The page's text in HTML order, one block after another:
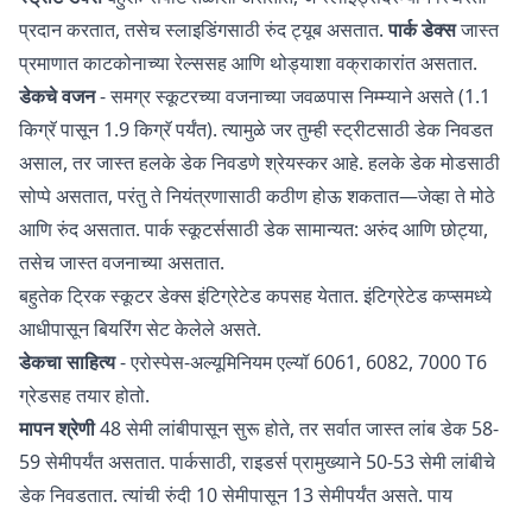
प्रदान करतात, तसेच स्लाइडिंगसाठी रुंद ट्यूब असतात.पार्क डेक्सजास्त
प्रमाणात काटकोनाच्या रेल्ससह आणि थोड्याशा वक्राकारांत असतात.
डेकचे वजन- समग्र स्कूटरच्या वजनाच्या जवळपास निम्म्याने असते (1.1
किग्रॅ पासून 1.9 किग्रॅ पर्यंत). त्यामुळे जर तुम्ही स्ट्रीटसाठी डेक निवडत
असाल, तर जास्त हलके डेक निवडणे श्रेयस्कर आहे. हलके डेक मोडसाठी
सोप्पे असतात, परंतु ते नियंत्रणासाठी कठीण होऊ शकतात—जेव्हा ते मोठे
आणि रुंद असतात. पार्क स्कूटर्ससाठी डेक सामान्यत: अरुंद आणि छोट्या,
तसेच जास्त वजनाच्या असतात.
बहुतेक ट्रिक स्कूटर डेक्स इंटिग्रेटेड कपसह येतात. इंटिग्रेटेड कप्समध्ये
आधीपासून बियरिंग सेट केलेले असते.
डेकचा साहित्य- एरोस्पेस-अल्यूमिनियम एल्यॉ 6061, 6082, 7000 T6
ग्रेडसह तयार होतो.
मापन श्रेणी48 सेमी लांबीपासून सुरू होते, तर सर्वात जास्त लांब डेक 58-
59 सेमीपर्यंत असतात. पार्कसाठी, राइडर्स प्रामुख्याने 50-53 सेमी लांबीचे
डेक निवडतात. त्यांची रुंदी 10 सेमीपासून 13 सेमीपर्यंत असते. पाय